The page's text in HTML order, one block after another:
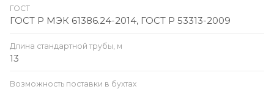
ГОСТ
ГОСТ Р МЭК 61386.24-2014, ГОСТ Р 53313-2009
Длина стандартной трубы, м
13
Возможность поставки в бухтах